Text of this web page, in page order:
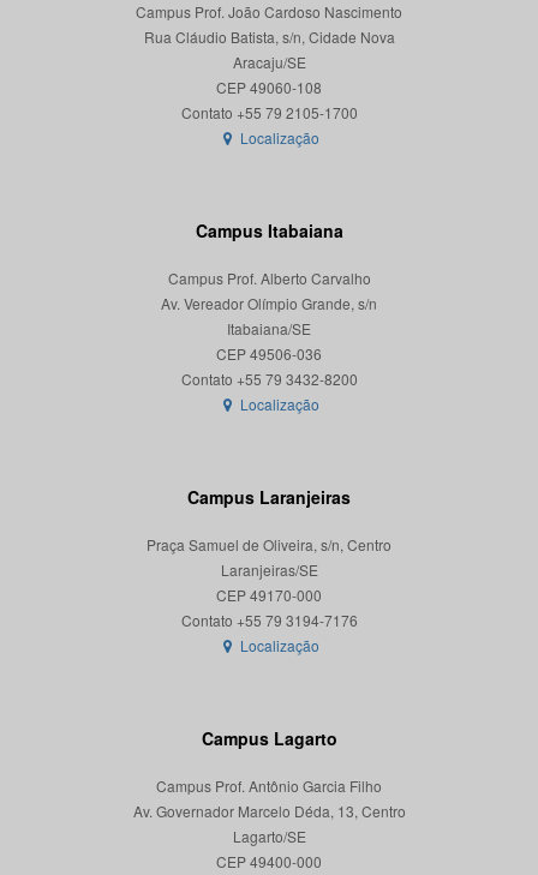
Campus Prof. João Cardoso Nascimento
Rua Cláudio Batista, s/n, Cidade Nova
Aracaju/SE
CEP 49060-108
Localização
Campus Itabaiana
Campus Prof. Alberto Carvalho
Av. Vereador Olímpio Grande, s/n
Itabaiana/SE
CEP 49506-036
Localização
Campus Laranjeiras
Praça Samuel de Oliveira, s/n, Centro
Laranjeiras/SE
CEP 49170-000
Localização
Campus Lagarto
Campus Prof. Antônio Garcia Filho
Av. Governador Marcelo Déda, 13, Centro
Lagarto/SE
CEP 49400-000